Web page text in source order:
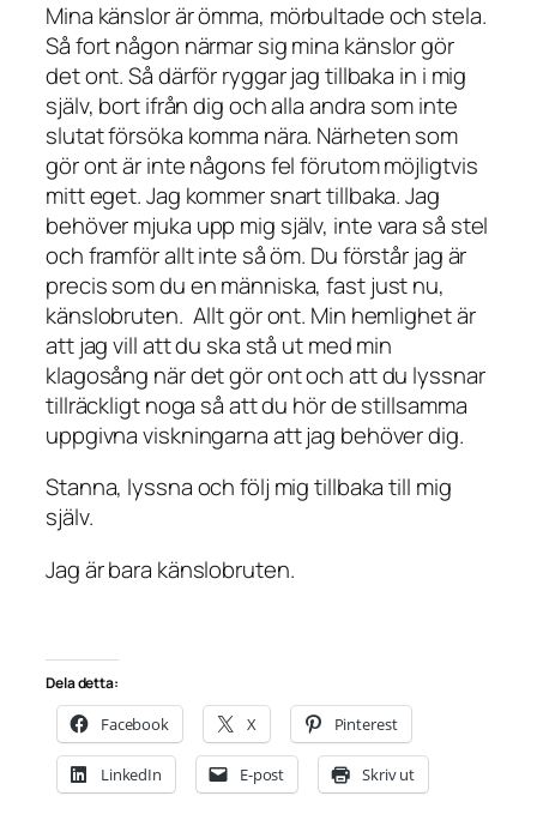
Mina känslor är ömma, mörbultade och stela.
Så fort någon närmar sig mina känslor gör
det ont. Så därför ryggar jag tillbaka in i mig
själv, bort ifrån dig och alla andra som inte
slutat försöka komma nära. Närheten som
gör ont är inte någons fel förutom möjligtvis
mitt eget. Jag kommer snart tillbaka. Jag
behöver mjuka upp mig själv, inte vara så stel
och framför allt inte så öm. Du förstår jag är
precis som du en människa, fast just nu,
känslobruten. Allt gör ont. Min hemlighet är
att jag vill att du ska stå ut med min
klagosång när det gör ont och att du lyssnar
tillräckligt noga så att du hör de stillsamma
uppgivna viskningarna att jag behöver dig.
Stanna, lyssna och följ mig tillbaka till mig
själv.
Jag är bara känslobruten.
Dela detta:
Facebook X Pinterest
LinkedIn E-post Skriv ut